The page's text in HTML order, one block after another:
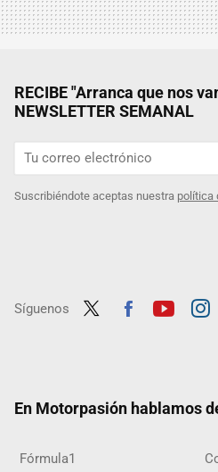
RECIBE "Arranca que nos
NEWSLETTER SEMANAL
Suscribiéndote aceptas nuestra política
Síguenos
En Motorpasión hablamos
Fórmula1